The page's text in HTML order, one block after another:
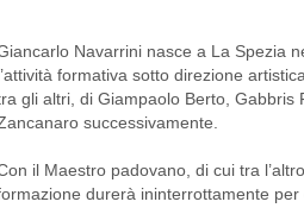
Navarrini nasce a La Spezia
l’attività formativa sotto direzione
gli altri, di Giampaolo Berto, Gabbris
successivamente.
il Maestro padovano, di cui tra
durerà ininterrottamente